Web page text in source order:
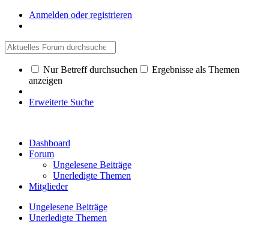
Anmelden oder registrieren
Nur Betreff durchsuchen
Ergebnisse als Themen
anzeigen
Erweiterte Suche
Dashboard
Forum
Ungelesene Beiträge
Unerledigte Themen
Mitglieder
Ungelesene Beiträge
Unerledigte Themen